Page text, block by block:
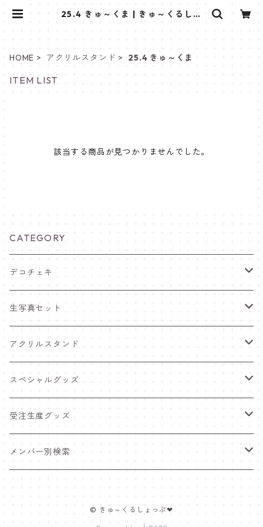
25.4 きゅ～くま | きゅ～くるしょ
HOME アクリルスタンド 25.4 きゅ～くま
ITEM LIST
該当する商品が見つかりませんでした。
CATEGORY
デコチェキ
25夏 衣装
25.5 セーラー服
25.4 きゅ～くま
25新体制 衣装
25.2 メンカラ交換！メイド服
生写真セット
25夏 衣装
25.5 セーラー服
25.4 きゅ～くま
25新体制 衣装
アクリルスタンド
25.5 セーラー服
25.4 きゅ～くま
25新体制 衣装
スペシャルグッズ
ワンマンライブグッズ
ペンライト
受注生産グッズ
推しTシャツ
メンバー別検索
© きゅ～くるしょっぷ❤